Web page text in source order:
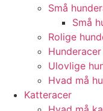
Små
Små
Rolige
Ulovlige
Hvad må
Katteracer